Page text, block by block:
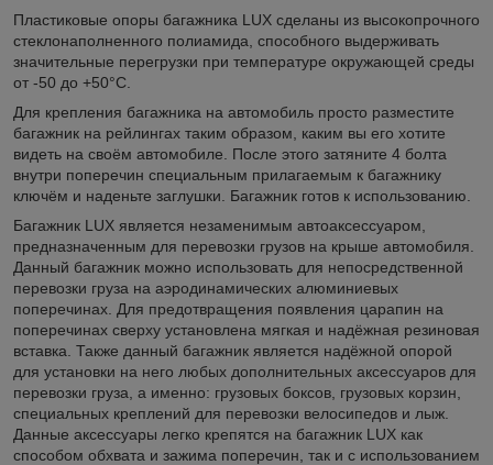
Пластиковые опоры багажника LUX сделаны из высокопрочного
стеклонаполненного полиамида, способного выдерживать
значительные перегрузки при температуре окружающей среды
от -50 до +50°C.
Для крепления багажника на автомобиль просто разместите
багажник на рейлингах таким образом, каким вы его хотите
видеть на своём автомобиле. После этого затяните 4 болта
внутри поперечин специальным прилагаемым к багажнику
ключём и наденьте заглушки. Багажник готов к использованию.
Багажник LUX является незаменимым автоаксессуаром,
предназначенным для перевозки грузов на крыше автомобиля.
Данный багажник можно использовать для непосредственной
перевозки груза на аэродинамических алюминиевых
поперечинах. Для предотвращения появления царапин на
поперечинах сверху установлена мягкая и надёжная резиновая
вставка. Также данный багажник является надёжной опорой
для установки на него любых дополнительных аксессуаров для
перевозки груза, а именно: грузовых боксов, грузовых корзин,
специальных креплений для перевозки велосипедов и лыж.
Данные аксессуары легко крепятся на багажник LUX как
способом обхвата и зажима поперечин, так и с использованием